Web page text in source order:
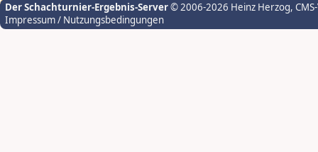
Der Schachturnier-Ergebnis-Server© 2006-2026 Heinz Herzog,
Impressum / Nutzungsbedingungen